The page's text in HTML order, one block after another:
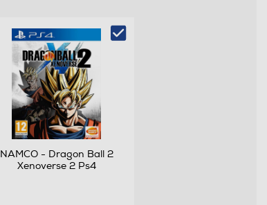
NAMCO - Dragon Ball 2
Xenoverse 2 Ps4